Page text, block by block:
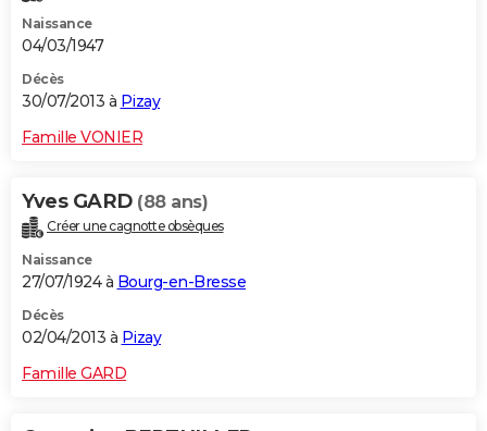
Naissance
04/03/1947
Décès
30/07/2013 à Pizay
Famille VONIER
Yves GARD (88 ans)
Créer une cagnotte obsèques
Naissance
27/07/1924 à Bourg-en-Bresse
Décès
02/04/2013 à Pizay
Famille GARD